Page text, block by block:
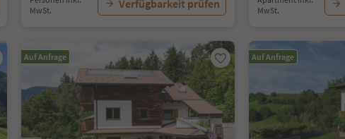
MwSt.
Verfügbarkeit prüfen
MwSt.
Auf Anfrage Auf Anfrage